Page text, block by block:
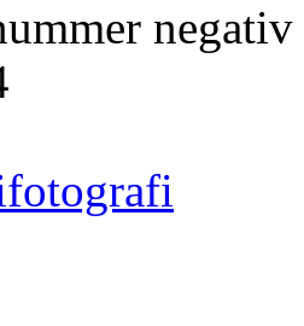
negativ
fotografi